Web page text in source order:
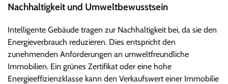
Nachhaltigkeit und Umweltbewusstsein
Intelligente Gebäude tragen zur Nachhaltigkeit bei, da sie den
Energieverbrauch reduzieren. Dies entspricht den
zunehmenden Anforderungen an umweltfreundliche
Immobilien. Ein grünes Zertifikat oder eine hohe
Energieeffizienzklasse kann den Verkaufswert einer Immobilie